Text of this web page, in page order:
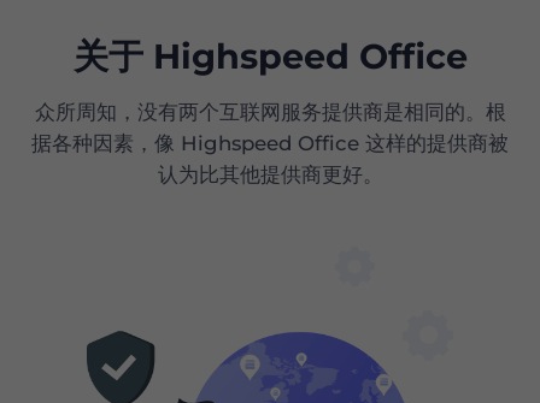
关于 Highspeed Office
众所周知，没有两个互联网服务提供商是相同的。根
据各种因素，像 Highspeed Office 这样的提供商被
认为比其他提供商更好。